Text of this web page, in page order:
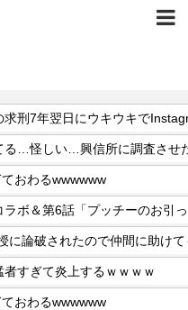
求刑7年翌日にウキウキで
おわるwwwwww
ラボ＆第6話「プッチーのお引
者すぎて炎上するｗｗｗｗ
おわるwwwwww